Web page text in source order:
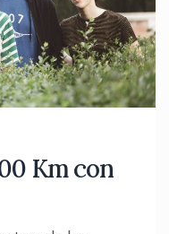
Km con